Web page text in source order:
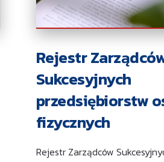
Rejestr
Sukcesyjnych
przedsiębiorstw
fizycznych
Rejestr Zarządców